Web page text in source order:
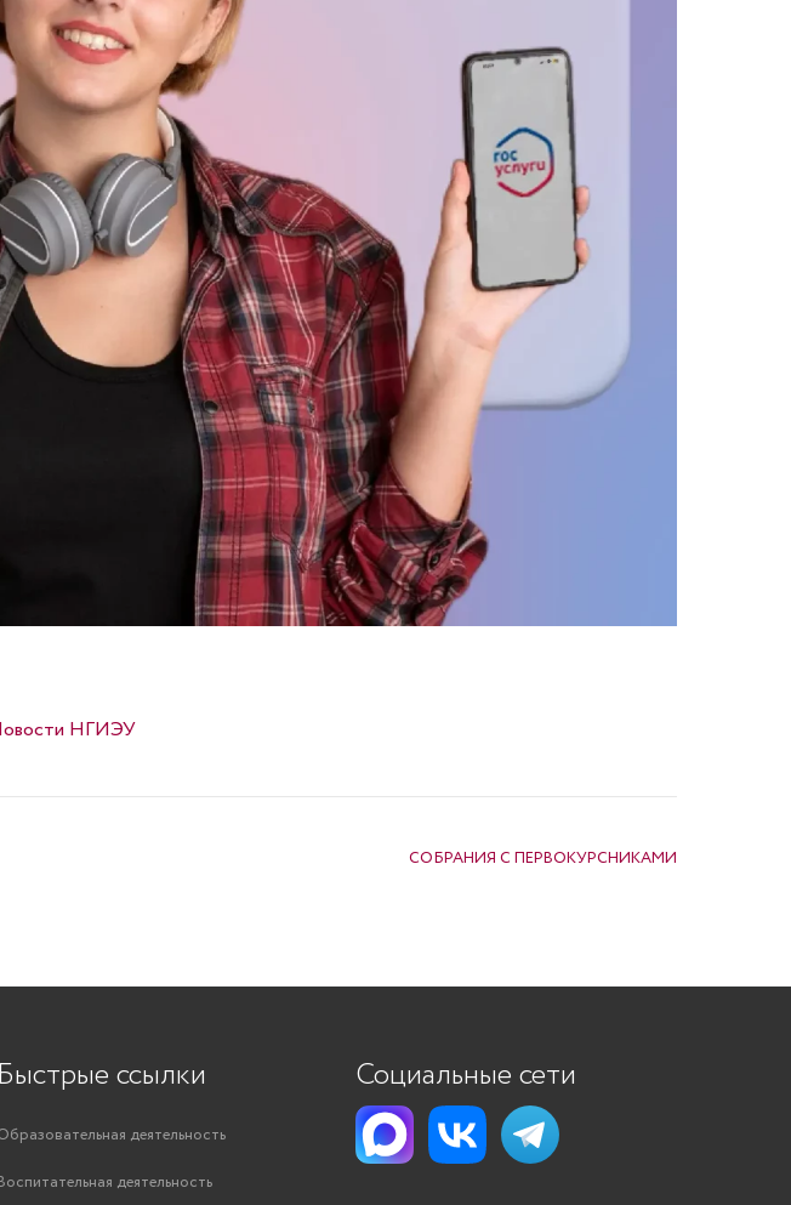
НГИЭУ
СОБРАНИЯ С ПЕРВОКУРСНИКАМИ
Быстрые ссылки
деятельность
деятельность
Социальные сети